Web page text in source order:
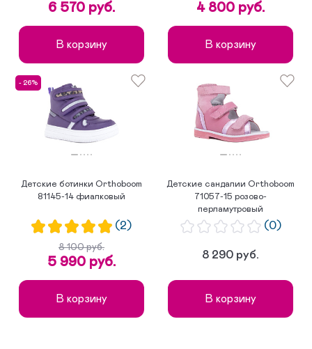
6 570 руб.
В корзину
4 800 руб.
В корзину
- 26%
Детские ботинки Orthoboom
81145-14 фиалковый
(2)
8 100 руб.
5 990 руб.
В корзину
Детские сандалии Orthoboom
71057-15 розово-
перламутровый
(0)
8 290 руб.
В корзину